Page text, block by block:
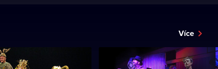
Více